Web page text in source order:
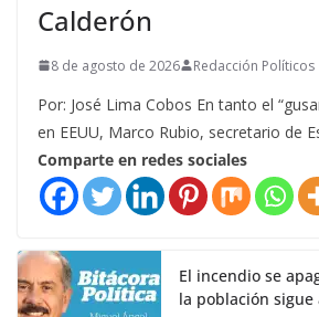
Calderón
8 de agosto de 2026 Redacción Políticos
Por: José Lima Cobos En tanto el
en EEUU, Marco Rubio, secretario de
Comparte en redes sociales
El incendio se
la población